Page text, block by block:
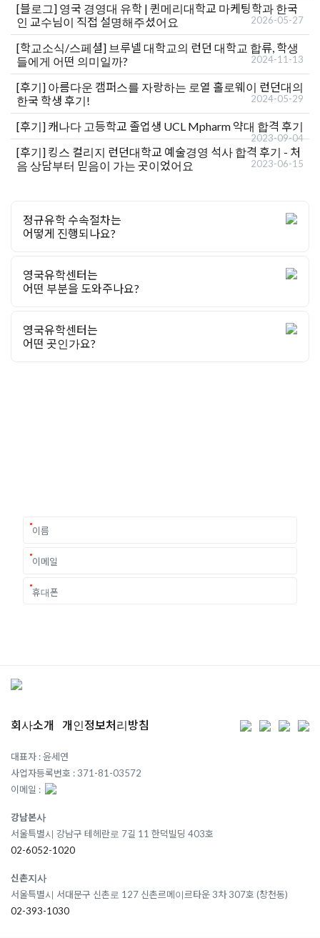
[블로그] 영국 경영대 유학 | 퀸메리대학교 마케팅학과 한국
인 교수님이 직접 설명해주셨어요
2026-05-27
[학교소식/스페셜] 브루넬 대학교의 런던 대학교 합류, 학생
들에게 어떤 의미일까?
2024-11-13
[후기] 아름다운 캠퍼스를 자랑하는 로열 홀로웨이 런던대의
한국 학생 후기!
2024-05-29
[후기] 캐나다 고등학교 졸업생 UCL Mpharm 약대 합격 후기
2023-09-04
[후기] 킹스 컬리지 런던대학교 예술경영 석사 합격 후기 - 처
음 상담부터 믿음이 가는 곳이었어요
2023-06-15
정규유학 수속절차는
어떻게 진행되나요?
영국유학센터는
어떤 부분을 도와주나요?
영국유학센터는
어떤 곳인가요?
회사소개 개인정보처리방침
대표자 : 윤세연
사업자등록번호 : 371-81-03572
이메일 :
강남본사
서울특별시 강남구 테헤란로 7길 11 한덕빌딩 403호
02-6052-1020
신촌지사
서울특별시 서대문구 신촌로 127 신촌르메이르타운 3차 307호 (창천동)
02-393-1030